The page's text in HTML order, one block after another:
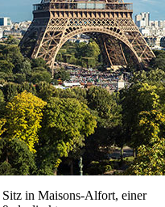
in Maisons-Alfort, einer